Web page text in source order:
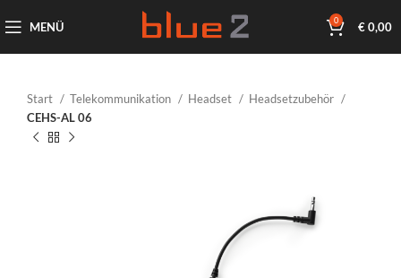
MENÜ 0 €0,00
Start Telekommunikation Headset
Headsetzubehör
CEHS-AL 06